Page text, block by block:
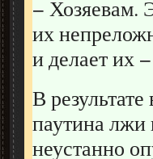
− Хозяевам.
их
и делает их
В
паутина лжи
неустанно